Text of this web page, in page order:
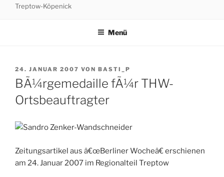
Treptow-Köpenick
Menü
VERÖFFENTLICHT
AM
24. JANUAR 2007 VON BASTI_P
BÃ¼rgemedaille fÃ¼r THW-
Ortsbeauftragter
Zeitungsartikel aus â€œBerliner Wocheâ€ erschienen
am 24. Januar 2007 im Regionalteil Treptow